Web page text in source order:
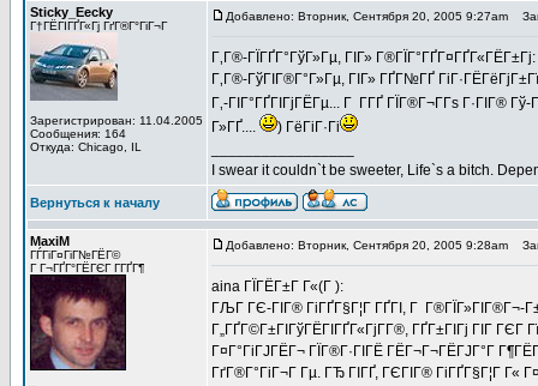
Sticky_Eecky
Г†ГЁГІГҐГ«Гј ГґГ®Г°ГіГ¬Г
Зарегистрирован: 11.04.2005
Сообщения: 164
Откуда: Chicago, IL
Добавлено: Вторник, Сентября 20, 2005 9:27am
Г‚Г®-ГЇГҐГ°ГўГ»Гµ, ГІГ»
Г‚Г®-ГўГІГ®Г°Г»Гµ, ГІГ» ГҐГ№ГҐ
Г‚-ГІГ°ГҐГІГјГЁГµ... Г Г­ГҐ ГЇГ®Г¬Г­Гѕ Г·ГІГ® Гў-
Г»ГҐ....
) ГёГіГ·Гі
I swear it couldn`t be sweeter, Life`s a bitch.
Вернуться к началу
MaxiM
ГЃГіГ¤ГіГ№ГЁГ©
Г Г¬ГҐГ°ГЁГЄГ Г­ГҐГ¶
Добавлено: Вторник, Сентября 20, 2005 9:28am
aina ГЇГЁГ±Г Г«(Г ):
ГЉГ ГЄ-ГІГ® ГіГҐГ§Г¦Г ГҐГІ, Г Г®ГЇГ»ГІГ®Г¬-
Г„ГҐГ©Г±ГІГўГЁГІГҐГ«ГјГ­Г®, ГҐГ±ГІГј ГІГ ГЄГ
Г¤Г°ГіГЈГЁГ¬ ГЇГ®Г·ГІГЁ ГЁГ¬Г¬ГЁГЈГ°Г
ГґГ®Г°ГіГ¬Г Гµ. ГЂ ГІГҐ, ГЄГІГ® ГіГҐГ§Г¦Г Г«